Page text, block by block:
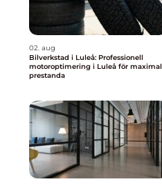
02. aug
Bilverkstad i Luleå: Professionell
motoroptimering i Luleå för maximal
prestanda